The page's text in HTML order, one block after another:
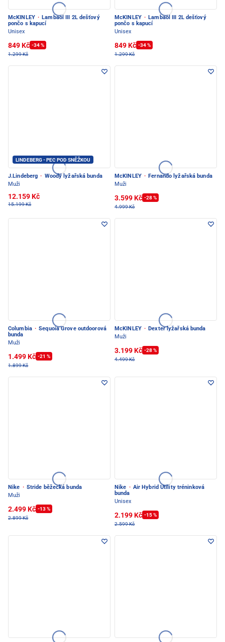
McKINLEY · Lambaol III 2L dešťový
pončo s kapucí
Unisex
849 Kč -34 %
1.299 Kč
McKINLEY · Lambaol III 2L dešťový
pončo s kapucí
Unisex
849 Kč -34 %
1.299 Kč
LINDEBERG - PEC POD SNĚŽKOU
J.Lindeberg · Woody lyžařská bunda
Muži
12.159 Kč
15.199 Kč
McKINLEY · Fernando lyžařská bunda
Muži
3.599 Kč -28 %
4.999 Kč
Columbia · Sequoia Grove outdoorová
bunda
Muži
1.499 Kč -21 %
1.899 Kč
McKINLEY · Dexter lyžařská bunda
Muži
3.199 Kč -28 %
4.499 Kč
Nike · Stride běžecká bunda
Muži
2.499 Kč -13 %
2.899 Kč
Nike · Air Hybrid Utility tréninková
bunda
Unisex
2.199 Kč -15 %
2.599 Kč